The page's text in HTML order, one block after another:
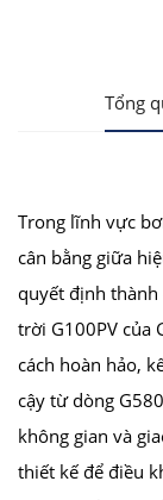
Tổng
Trong lĩnh vực
cân bằng giữa
quyết định
trời G100PV của
cách hoàn hảo,
cậy từ dòng
không gian và
thiết kế để điều